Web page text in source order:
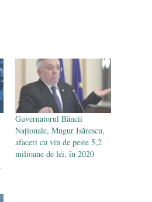
Națiunea
efecte. Bustul
Goga, înlăturat din Iași
Guvernatorul Băncii
Naționale, Mugur Isărescu,
afaceri cu vin de peste 5,2
milioane de lei, în 2020